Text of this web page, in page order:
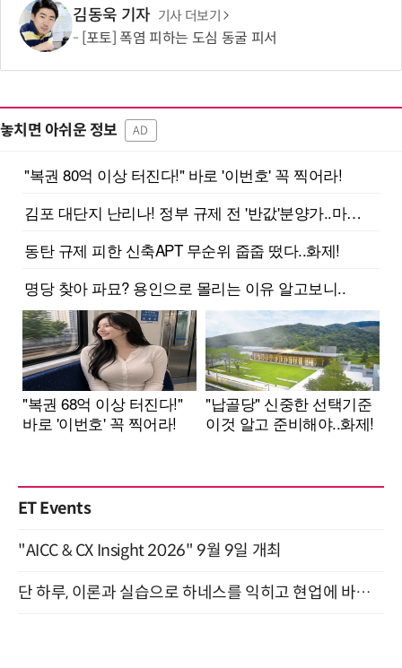
김동욱 기자 기사 더보기
[포토] 폭염 피하는 도심 동굴 피서
놓치면 아쉬운 정보 AD
ET Events
"AICC & CX Insight 2026" 9월 9일 개최
단 하루, 이론과 실습으로 하네스를 익히고 현업에 바로 쓰는 핸즈온 워크숍 (8/20)